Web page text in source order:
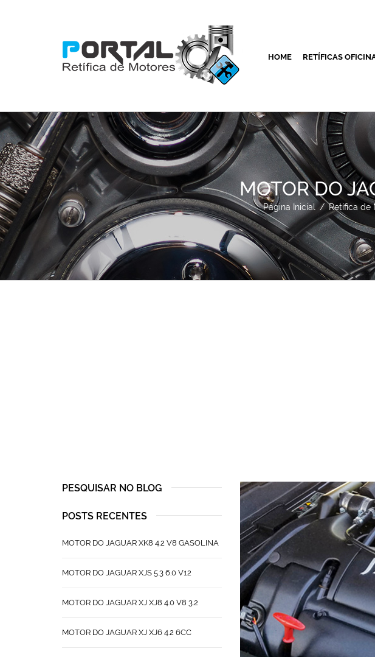
HOME RETÍFICAS
MOTOR DO
Página Inicial / Retífica de
PESQUISAR NO BLOG
POSTS RECENTES
MOTOR DO JAGUAR XK8 4.2 V8 GASOLINA
MOTOR DO JAGUAR XJS 5.3 6.0 V12
MOTOR DO JAGUAR XJ XJ8 4.0 V8 3.2
MOTOR DO JAGUAR XJ XJ6 4.2 6CC